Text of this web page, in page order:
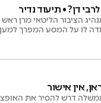
דן? • תיעוד נדיר
הציבור הליטאי מרן ראש
לו על המסע המפרך
אין אישור
דרש להסיר את